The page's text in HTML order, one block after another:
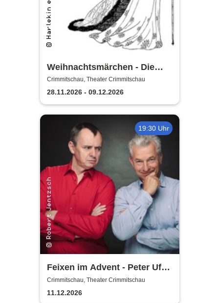
Weihnachtsmärchen - Die
Schneekönigin | Theater
Crimmitschau
Crimmitschau, Theater Crimmitschau
28.11.2026 - 09.12.2026
19:30 Uhr
Feixen im Advent - Peter Ufer
& Frank Fröhlich
Crimmitschau, Theater Crimmitschau
11.12.2026